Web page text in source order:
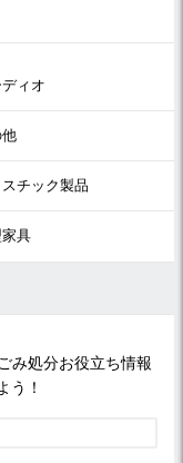
ィオ
他
チック製品
具
み処分お役立ち情報
う！